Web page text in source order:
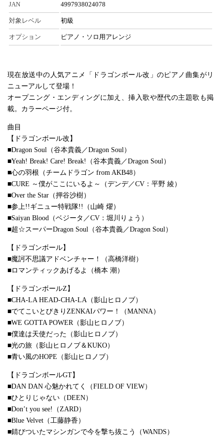
JAN 4997938024078
対象レベル 初級
オプション ピアノ・ソロ用アレンジ
現在放送中の人気アニメ「ドラゴンボール改」のピアノ曲集がリ
ニューアルして登場！
オープニング・エンディングに加え、挿入歌や歴代の主題歌も掲
載。カラーページ付。
曲目
【ドラゴンボール改】
■Dragon Soul（谷本貴義／Dragon Soul）
■Yeah! Break! Care! Break!（谷本貴義／Dragon Soul）
■心の羽根（チームドラゴン from AKB48）
■CURE ～僕がここにいるよ～（デンデ／CV：平野 綾）
■Over the Star（押谷沙樹）
■参上!!ギニュー特戦隊!!（山崎 燿）
■Saiyan Blood（ベジータ／CV：堀川りょう）
■超☆スーパーDragon Soul（谷本貴義／Dragon Soul）
【ドラゴンボール】
■魔訶不思議アドベンチャー！（高橋洋樹）
■ロマンティックあげるよ（橋本 潮）
【ドラゴンボールZ】
■CHA-LA HEAD-CHA-LA（影山ヒロノブ）
■でてこいとびきりZENKAIパワー！（MANNA）
■WE GOTTA POWER（影山ヒロノブ）
■僕達は天使だった（影山ヒロノブ）
■光の旅（影山ヒロノブ＆KUKO）
■青い風のHOPE（影山ヒロノブ）
【ドラゴンボールGT】
■DAN DAN 心魅かれてく（FIELD OF VIEW）
■ひとりじゃない（DEEN）
■Don’t you see!（ZARD）
■Blue Velvet（工藤静香）
■錆びついたマシンガンで今を撃ち抜こう（WANDS）